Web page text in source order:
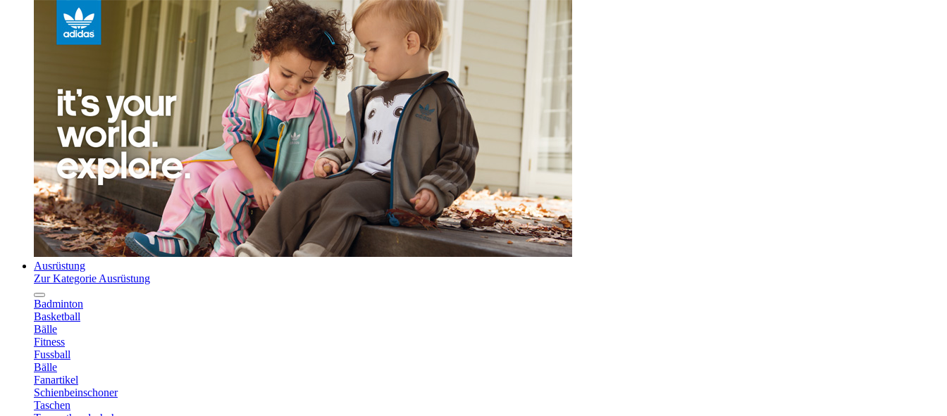
Ausrüstung
Zur Kategorie Ausrüstung
Badminton
Basketball
Bälle
Fitness
Fussball
Bälle
Fanartikel
Schienbeinschoner
Taschen